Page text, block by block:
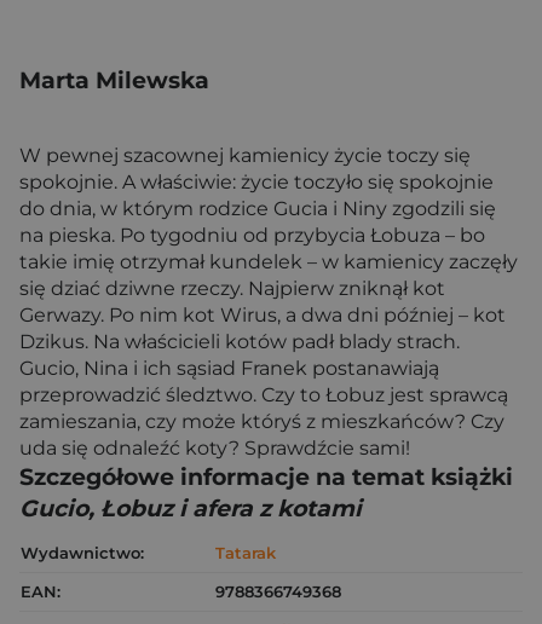
Marta Milewska
W pewnej szacownej kamienicy życie toczy się
spokojnie. A właściwie: życie toczyło się spokojnie
do dnia, w którym rodzice Gucia i Niny zgodzili się
na pieska. Po tygodniu od przybycia Łobuza – bo
takie imię otrzymał kundelek – w kamienicy zaczęły
się dziać dziwne rzeczy. Najpierw zniknął kot
Gerwazy. Po nim kot Wirus, a dwa dni później – kot
Dzikus. Na właścicieli kotów padł blady strach.
Gucio, Nina i ich sąsiad Franek postanawiają
przeprowadzić śledztwo. Czy to Łobuz jest sprawcą
zamieszania, czy może któryś z mieszkańców? Czy
uda się odnaleźć koty? Sprawdźcie sami!
Szczegółowe informacje na temat książki
Gucio, Łobuz i afera z kotami
Wydawnictwo:
Tatarak
EAN:
9788366749368